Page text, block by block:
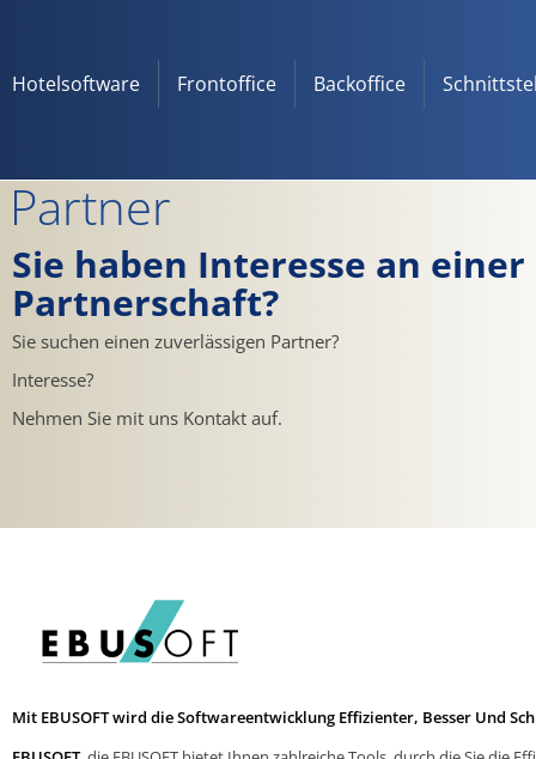
Hotelsoftware Frontoffice Backoffice
Partner
Sie haben Interesse an einer
Partnerschaft?
Sie suchen einen zuverlässigen Partner?
Interesse?
Nehmen Sie mit uns Kontakt auf.
Mit EBUSOFT wird die Softwareentwicklung Effizienter, Besser Und